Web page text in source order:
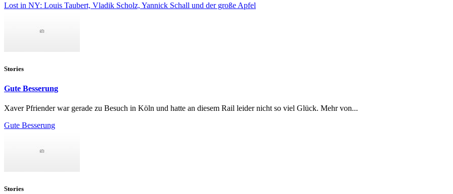
Lost in NY: Louis Taubert, Vladik Scholz, Yannick Schall und der große Apfel
Stories
Gute Besserung
Xaver Pfriender war gerade zu Besuch in Köln und hatte an diesem Rail leider nicht so viel Glück. Mehr von...
Gute Besserung
Stories